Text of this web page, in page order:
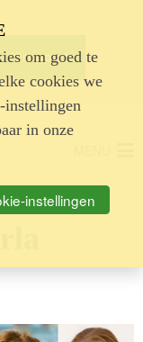
om goed te
cookies we
instellingen
in onze
instellingen